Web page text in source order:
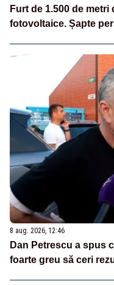
Furt de 1.500 de
fotovoltaice. Șapte
8 aug. 2026, 12:46
Dan Petrescu a spus
foarte greu să ceri